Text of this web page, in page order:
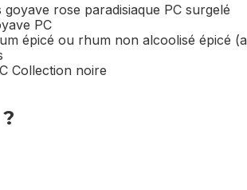
rose paradisiaque PC surgelé
PC
épicé ou rhum non alcoolisé épicé
Collection noire